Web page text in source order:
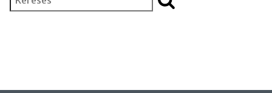
Keresés